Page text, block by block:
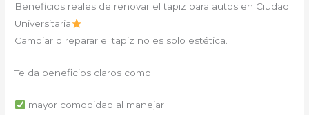
Beneficios reales de renovar el tapiz para autos en Ciudad
Universitaria
Cambiar o reparar el tapiz no es solo estética.
Te da beneficios claros como:
mayor comodidad al manejar